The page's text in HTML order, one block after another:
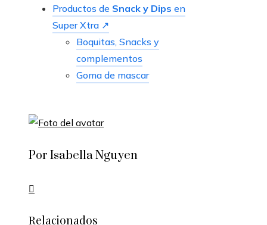
Productos de Snack y Dips en
Super Xtra ↗
Boquitas, Snacks y
complementos
Goma de mascar
Por Isabella Nguyen
Relacionados